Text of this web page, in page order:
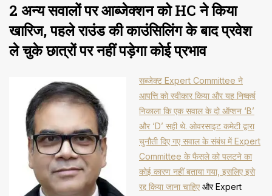
2 अन्य सवालों पर आब्जेक्शन को HC ने किया
खारिज, पहले राउंड की काउंसिलिंग के बाद प्रवेश
ले चुके छात्रों पर नहीं पड़ेगा कोई प्रभाव
सब्जेक्ट Expert Committee ने
आपत्ति को स्वीकार किया और यह निष्कर्ष
निकाला कि एक सवाल के दो ऑप्शन ‘B’
और ‘D’ सही थे. ओवरसाइट कमेटी द्वारा
चुनौती दिए गए सवाल के संबंध में Expert
Committee के फैसले को पलटने का
कोई कारण नहीं बताया गया, इसलिए इसे
रद्द किया जाना चाहिए और Expert